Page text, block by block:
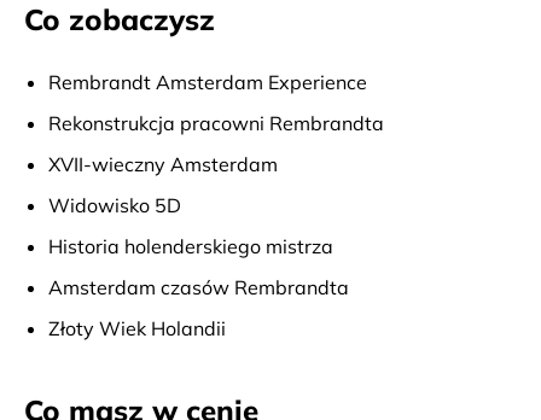
Co zobaczysz
Rembrandt Amsterdam Experience
Rekonstrukcja pracowni Rembrandta
XVII-wieczny Amsterdam
Widowisko 5D
Historia holenderskiego mistrza
Amsterdam czasów Rembrandta
Złoty Wiek Holandii
Co masz w cenie